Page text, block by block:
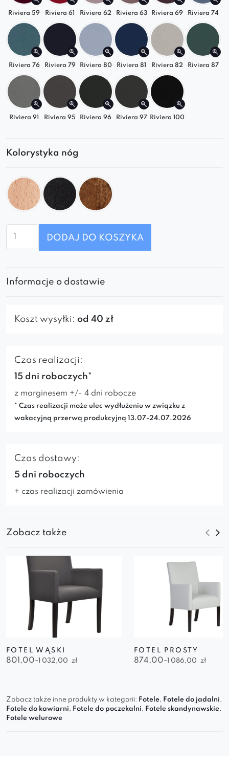
Riviera 59 Riviera 61 Riviera 62 Riviera 63 Riviera 69 Riviera 74
Riviera 76 Riviera 79 Riviera 80 Riviera 81 Riviera 82 Riviera 87
Riviera 91 Riviera 95 Riviera 96 Riviera 97 Riviera 100
Kolorystyka nóg
Fotel
DODAJ DO KOSZYKA
Informacje o dostawie
Koszt wysyłki: od 40 zł
Czas realizacji:
15 dni roboczych*
z marginesem +/- 4 dni robocze
* Czas realizacji może ulec wydłużeniu w związku z
wakacyjną przerwą produkcyjną 13.07-24.07.2026
Czas dostawy:
5 dni roboczych
+ czas realizacji zamówienia
Zobacz także
FOTEL WĄSKI
801,00-1 032,00 zł
FOTEL PROSTY
874,00-1 086,00 zł
Zobacz także inne produkty w kategorii: Fotele, Fotele do jadalni,
Fotele do kawiarni, Fotele do poczekalni, Fotele skandynawskie,
Fotele welurowe